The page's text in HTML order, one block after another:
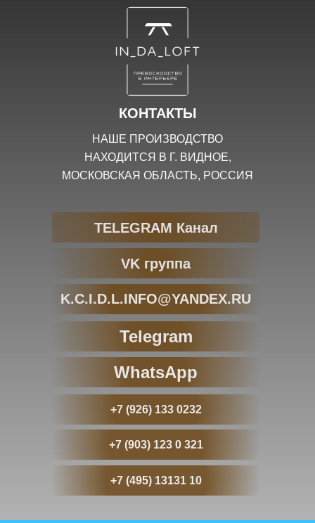
КОНТАКТЫ
НАШЕ ПРОИЗВОДСТВО
НАХОДИТСЯ В Г. ВИДНОЕ,
МОСКОВСКАЯ ОБЛАСТЬ, РОССИЯ
K.C.I.D.L.INFO@YANDEX.RU
TELEGRAM Канал
Telegram
WhatsApp
+7 (926) 133 0232
+7 (903) 123 0 321
+7 (495) 13131 10
VK группа